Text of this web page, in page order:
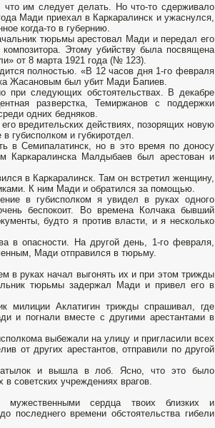
им следует делать. Но что-то сдерживало
Мади приехал в Каркаралинск и ужаснулся,
когда-то в губернию.
тюрьмы арестовал Мади и передал его
Этому убийству была посвящена
от 8 марта 1921 года (№ 123).
полностью. «В 12 часов дня 1-го февраля
Жасановым был убит Мади Бапиев.
следующих обстоятельствах. В декабре
разверстка, Темиржанов с поддержки
одних бедняков.
вредительских действиях, позорящих новую
губисполком и губкиротдел.
в Семипалатинск, но в это время по доносу
Каркаралинска Малдыбаев был арестован и
в Каркаралинск. Там он встретил женщину,
К ним Мади и обратился за помощью.
в губисполком я увидел в руках одного
беспокоит. Во времена Колчака бывший
будто я против власти, и я несколько
в опасности. На другой день, 1-го февраля,
Мади отправился в тюрьму.
в руках начал выгонять их и при этом трижды
тюрьмы задержал Мади и привел его в
милиции Аклатигин трижды спрашивал, где
и погнали вместе с другими арестантами в
выбежали на улицу и пригласили всех
от других арестантов, отправили по другой
и вышла в лоб. Ясно, что это было
советских учреждениях врагов.
сердца твоих близких и
последнего времени обстоятельства гибели